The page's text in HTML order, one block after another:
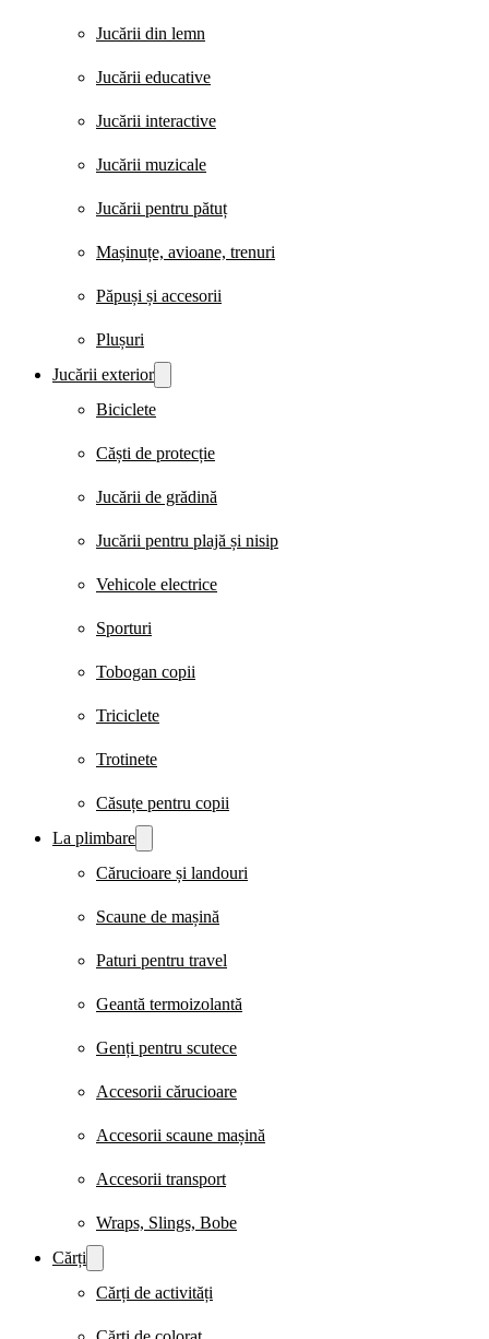
Jucării din lemn
Jucării educative
Jucării interactive
Jucării muzicale
Jucării pentru pătuț
Mașinuțe, avioane, trenuri
Păpuși și accesorii
Plușuri
Jucării exterior
Biciclete
Căști de protecție
Jucării de grădină
Jucării pentru plajă și nisip
Vehicole electrice
Sporturi
Tobogan copii
Triciclete
Trotinete
Căsuțe pentru copii
La plimbare
Cărucioare și landouri
Scaune de mașină
Paturi pentru travel
Geantă termoizolantă
Genți pentru scutece
Accesorii cărucioare
Accesorii scaune mașină
Accesorii transport
Wraps, Slings, Bobe
Cărți
Cărți de activități